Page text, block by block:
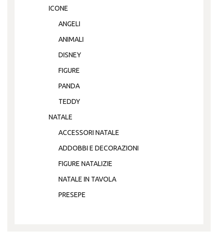
ICONE
ANGELI
ANIMALI
DISNEY
FIGURE
PANDA
TEDDY
NATALE
ACCESSORI NATALE
ADDOBBI E DECORAZIONI
FIGURE NATALIZIE
NATALE IN TAVOLA
PRESEPE